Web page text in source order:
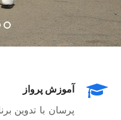
آموزش پرواز
پرسان با تدوین